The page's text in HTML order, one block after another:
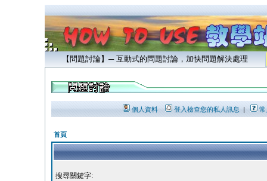
【問題討論】─ 互動式的問題討論，加快問題解決處理
個人資料 登入檢查您的私人訊息| 常
首頁
搜尋關鍵字: